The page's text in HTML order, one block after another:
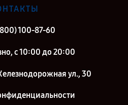
100-87-60
с 10:00 до 20:00
ул., 30